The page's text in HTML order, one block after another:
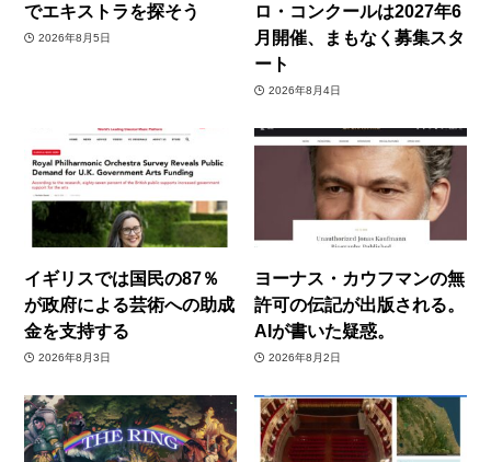
でエキストラを探そう
2026年8月5日
ロ・コンクールは2027年6
月開催、まもなく募集スタ
ート
2026年8月4日
イギリスでは国民の87％
が政府による芸術への助成
金を支持する
2026年8月3日
ヨーナス・カウフマンの無
許可の伝記が出版される。
AIが書いた疑惑。
2026年8月2日